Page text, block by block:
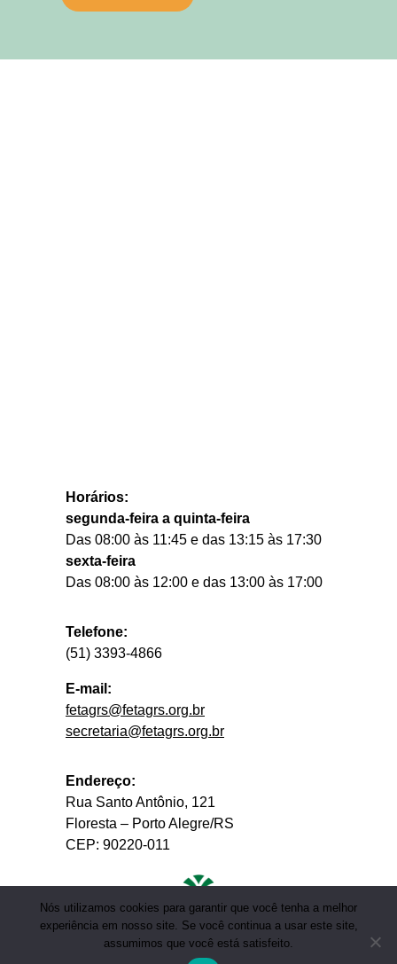
Endereço:
Rua Santo Antônio, 121
Floresta – Porto Alegre/RS
CEP: 90220-011
Telefone:
(51) 3393-4866
E-mail:
fetagrs@fetagrs.org.br
secretaria@fetagrs.org.br
Horários:
segunda-feira a quinta-feira
Das 08:00 às 11:45 e das 13:15 às 17:30
sexta-feira
Das 08:00 às 12:00 e das 13:00 às 17:00
Nós utilizamos cookies para garantir que você tenha a melhor
experiência em nosso site. Se você continua a usar este site,
assumimos que você está satisfeito.